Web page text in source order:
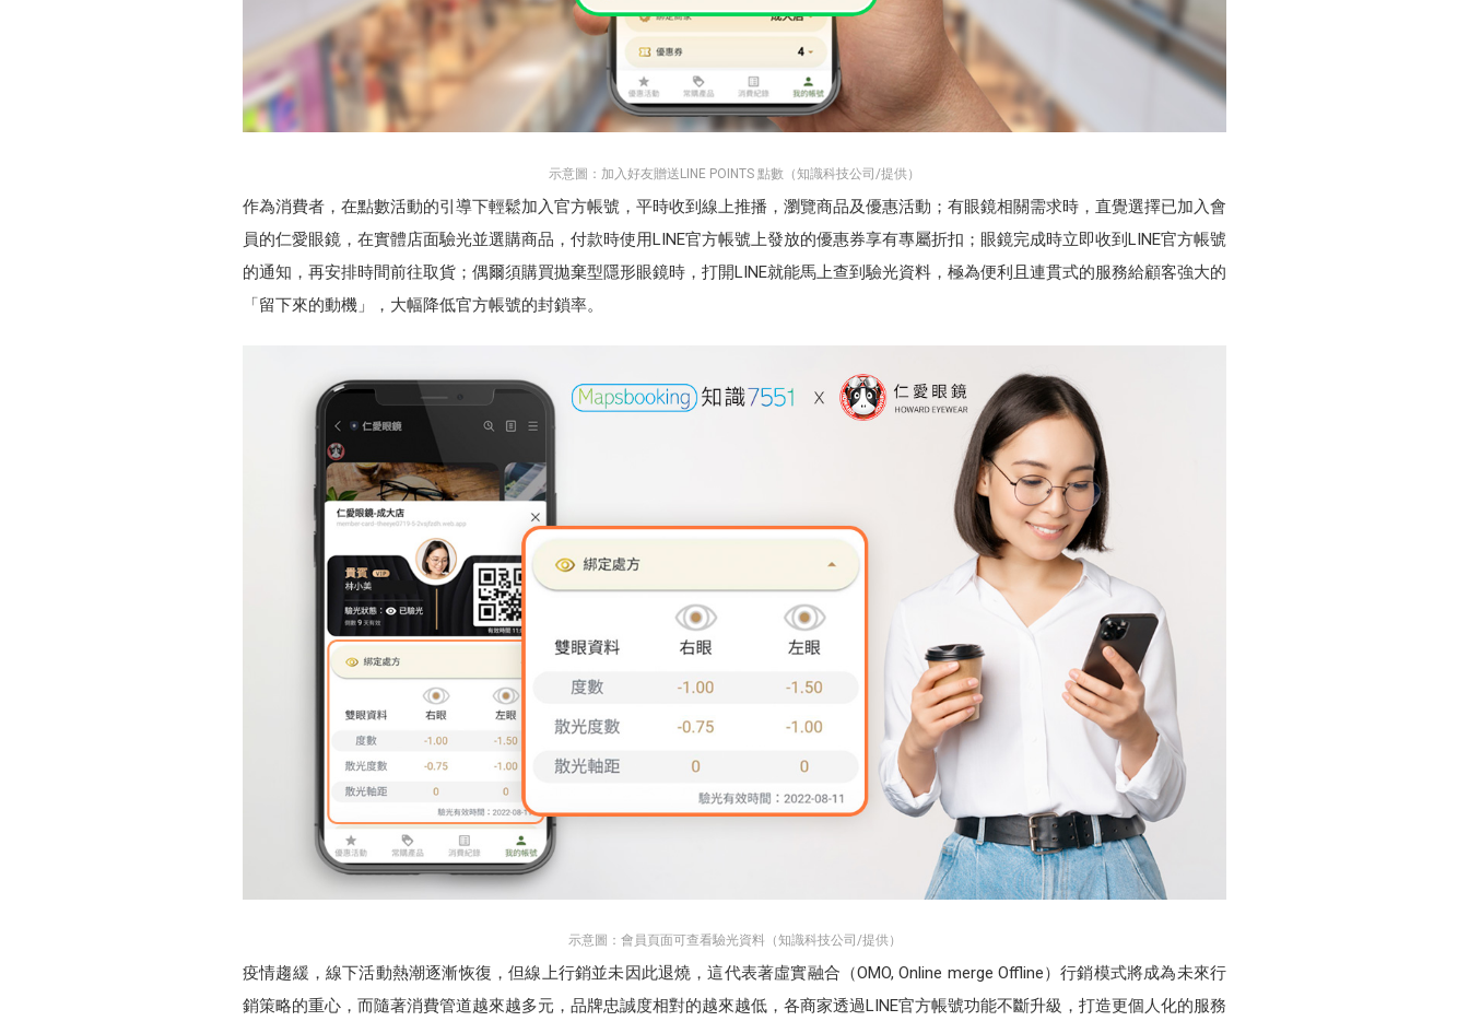
示意圖：加入好友贈送LINE POINTS 點數（知識科技公司/提供）
作為消費者，在點數活動的引導下輕鬆加入官方帳號，平時收到線上推播，瀏覽商品及優惠活動；有眼鏡相關需求時，直覺選擇已加入會
員的仁愛眼鏡，在實體店面驗光並選購商品，付款時使用LINE官方帳號上發放的優惠券享有專屬折扣；眼鏡完成時立即收到LINE官方帳號
的通知，再安排時間前往取貨；偶爾須購買拋棄型隱形眼鏡時，打開LINE就能馬上查到驗光資料，極為便利且連貫式的服務給顧客強大的
「留下來的動機」，大幅降低官方帳號的封鎖率。
示意圖：會員頁面可查看驗光資料（知識科技公司/提供）
疫情趨緩，線下活動熱潮逐漸恢復，但線上行銷並未因此退燒，這代表著虛實融合（OMO, Online merge Offline）行銷模式將成為未來行
銷策略的重心，而隨著消費管道越來越多元，品牌忠誠度相對的越來越低，各商家透過LINE官方帳號功能不斷升級，打造更個人化的服務